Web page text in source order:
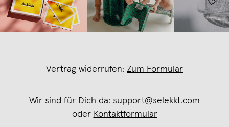
Vertrag widerrufen: Zum Formular
Wir sind für Dich da: support@selekkt.com
oder Kontaktformular